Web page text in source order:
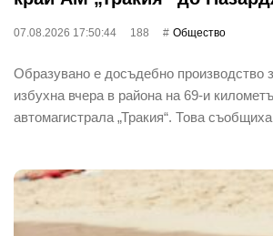
07.08.2026 17:50:44 188 Общество
Образувано е досъдебно производство
избухна вчера в района на 69-и
автомагистрала „Тракия“. Това